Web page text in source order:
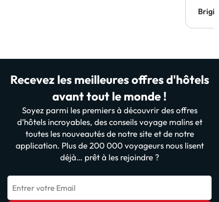
Recevez les meilleures offres d'hôtels
avant tout le monde !
Soyez parmi les premiers à découvrir des offres
d’hôtels incroyables, des conseils voyage malins et
toutes les nouveautés de notre site et de notre
application. Plus de 200 000 voyageurs nous lisent
déjà… prêt à les rejoindre ?
Entrer votre Email